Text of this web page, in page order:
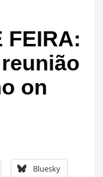
FEIRA:
on
Bluesky